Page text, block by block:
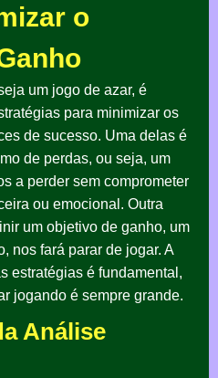
o
um jogo de azar, é
para minimizar os
de sucesso. Uma delas é
de perdas, ou seja, um
a perder sem comprometer
ou emocional. Outra
um objetivo de ganho, um
nos fará parar de jogar. A
estratégias é fundamental,
jogando é sempre grande.
Análise